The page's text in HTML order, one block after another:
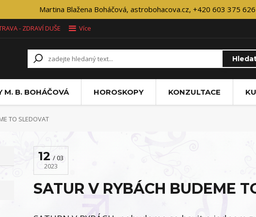
Martina Blažena Boháčová, astrobohacova.cz, +420 603 375 626
- ZDRAVÍ DUŠE Více
M. B. BOHÁČOVÁ HOROSKOPY KONZULTACE
TO SLEDOVAT
12
03
2023
SATUR V RYBÁCH BUDEME